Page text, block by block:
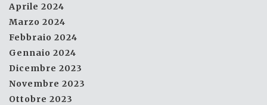
Aprile 2024
Marzo 2024
Febbraio 2024
Gennaio 2024
Dicembre 2023
Novembre 2023
Ottobre 2023